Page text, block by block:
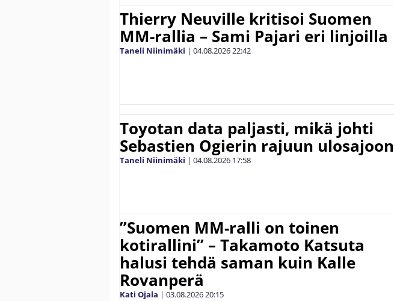
Thierry Neuville kritisoi Suomen
MM-rallia – Sami Pajari eri linjoilla
Taneli Niinimäki | 04.08.202622:42
Toyotan data paljasti, mikä johti
Sebastien Ogierin rajuun ulosajoon
Taneli Niinimäki | 04.08.2026 17:58
”Suomen MM-ralli on toinen
kotirallini” – Takamoto Katsuta
halusi tehdä saman kuin Kalle
Rovanperä
Kati Ojala | 03.08.202620:15